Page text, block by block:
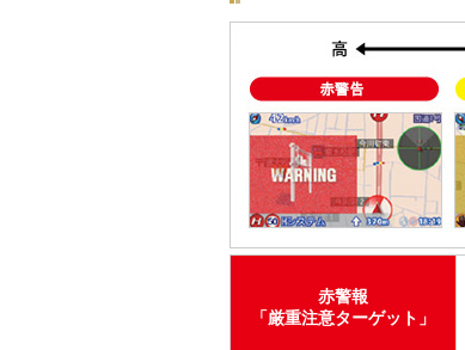
赤警報
「厳重注意ターゲット」